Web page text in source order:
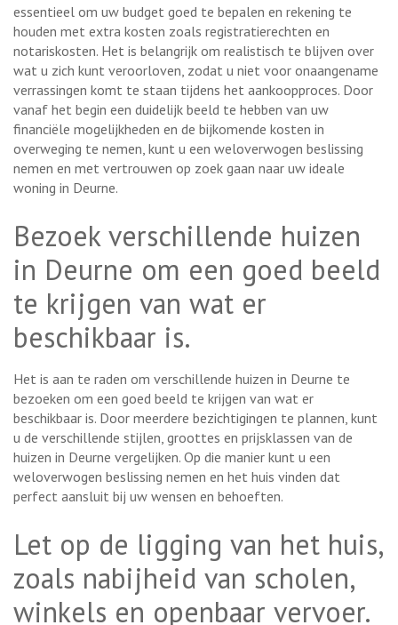
essentieel om uw budget goed te bepalen en rekening te
houden met extra kosten zoals registratierechten en
notariskosten. Het is belangrijk om realistisch te blijven over
wat u zich kunt veroorloven, zodat u niet voor onaangename
verrassingen komt te staan tijdens het aankoopproces. Door
vanaf het begin een duidelijk beeld te hebben van uw
financiële mogelijkheden en de bijkomende kosten in
overweging te nemen, kunt u een weloverwogen beslissing
nemen en met vertrouwen op zoek gaan naar uw ideale
woning in Deurne.
Bezoek verschillende huizen
in Deurne om een goed beeld
te krijgen van wat er
beschikbaar is.
Het is aan te raden om verschillende huizen in Deurne te
bezoeken om een goed beeld te krijgen van wat er
beschikbaar is. Door meerdere bezichtigingen te plannen, kunt
u de verschillende stijlen, groottes en prijsklassen van de
huizen in Deurne vergelijken. Op die manier kunt u een
weloverwogen beslissing nemen en het huis vinden dat
perfect aansluit bij uw wensen en behoeften.
Let op de ligging van het huis,
zoals nabijheid van scholen,
winkels en openbaar vervoer.